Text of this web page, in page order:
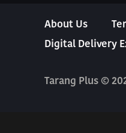
About Us
Digital Delivery
Tarang Plus ©